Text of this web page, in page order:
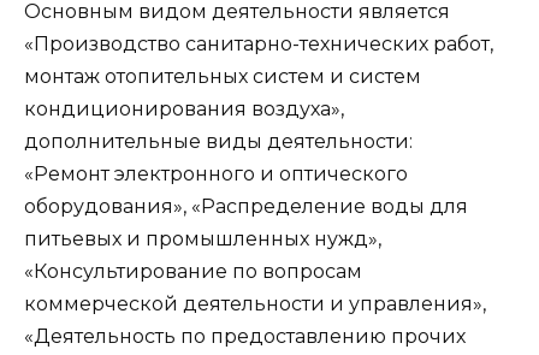
Основным видом деятельности является
«Производство санитарно-технических работ,
монтаж отопительных систем и систем
кондиционирования воздуха»,
дополнительные виды деятельности:
«Ремонт электронного и оптического
оборудования», «Распределение воды для
питьевых и промышленных нужд»,
«Консультирование по вопросам
коммерческой деятельности и управления»,
«Деятельность по предоставлению прочих